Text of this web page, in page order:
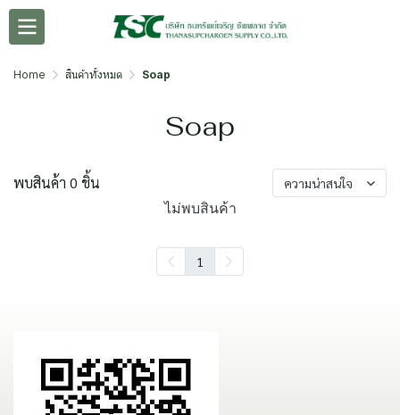
Home สินค้าทั้งหมด Soap
Soap
พบสินค้า 0 ชิ้น ความน่าสนใจ
ไม่พบสินค้า
1